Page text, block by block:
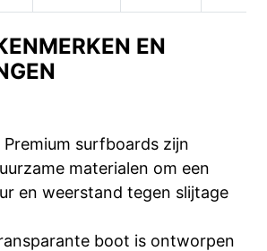
EN
Premium surfboards zijn
materialen om een
en weerstand tegen slijtage
boot is ontworpen